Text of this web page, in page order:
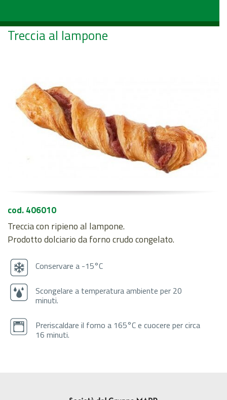
Treccia al lampone
cod. 406010
Treccia con ripieno al lampone.
Prodotto dolciario da forno crudo congelato.
Conservare a -15°C
Scongelare a temperatura ambiente per 20
minuti.
Preriscaldare il forno a 165°C e cuocere per circa
16 minuti.